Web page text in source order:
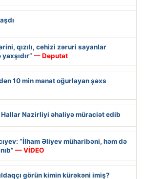
qızılı, cehizi zəruri sayanlar
— Deputat
10 min manat oğurlayan şəxs
Hallar Nazirliyi əhaliyə müraciət edib
“İlham Əliyev müharibəni, həm də
— VİDEO
görün kimin kürəkəni imiş?